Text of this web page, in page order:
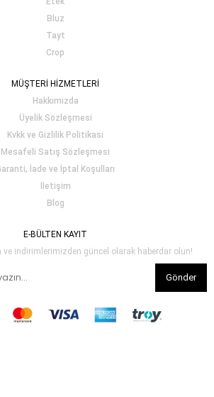
Bluz
Tayt
Crop
MÜŞTERİ HİZMETLERİ
Hakkımızda
Üyelik Sözleşmesi
Kvkk ve Gizlilik Politikası
Mesafeli Satış Sözleşmesi
İade ve İptal Koşulları
İletişim
Blog
E-BÜLTEN KAYIT
ve indirimlerimizden güncel olarak haberdar olun!
Gönder